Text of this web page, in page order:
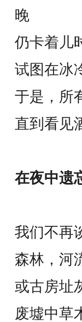
晚
仍卡着儿
试图在冰
于是，所
直到看见
在夜中遗
我们不再
森林，河
或古房址
废墟中草